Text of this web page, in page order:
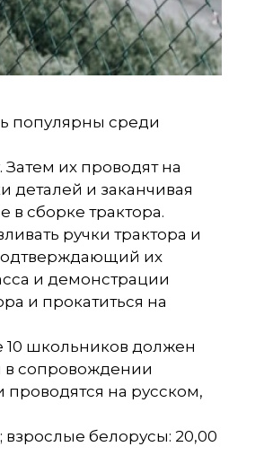
популярны среди
Затем их проводят на
деталей и заканчивая
в сборке трактора.
ручки трактора и
их
и демонстрации
и прокатиться на
10 школьников должен
в сопровождении
на русском,
взрослые белорусы: 20,00